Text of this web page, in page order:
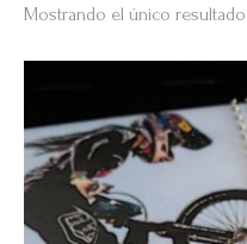
Mostrando el único resultado